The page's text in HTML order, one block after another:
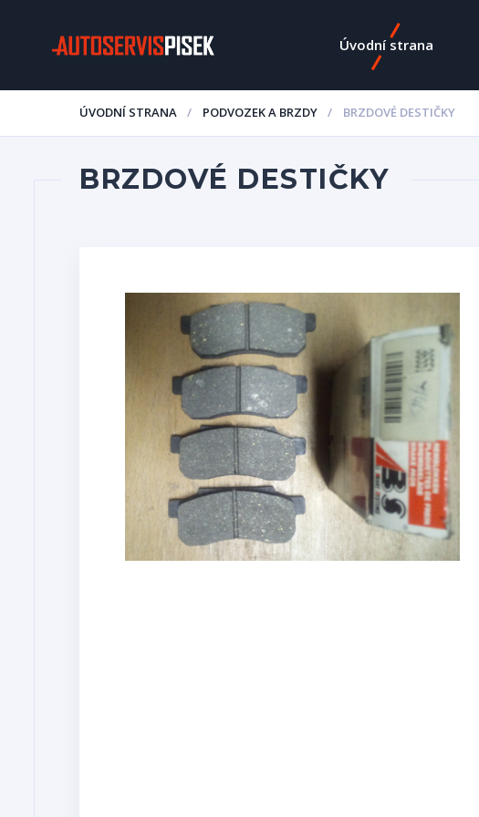
Úvodní strana
ÚVODNÍ STRANA PODVOZEK A BRZDY BRZDOVÉ DESTIČKY
BRZDOVÉ DESTIČKY